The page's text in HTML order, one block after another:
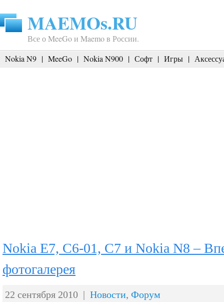
MAEMOs.RU
Все о MeeGo и Maemo в России.
Nokia N9 | MeeGo | Nokia N900 | Софт | Игры |
Nokia E7, C6-01, C7 и Nokia N8 –
фотогалерея
22 сентября 2010 | Новости, Форум